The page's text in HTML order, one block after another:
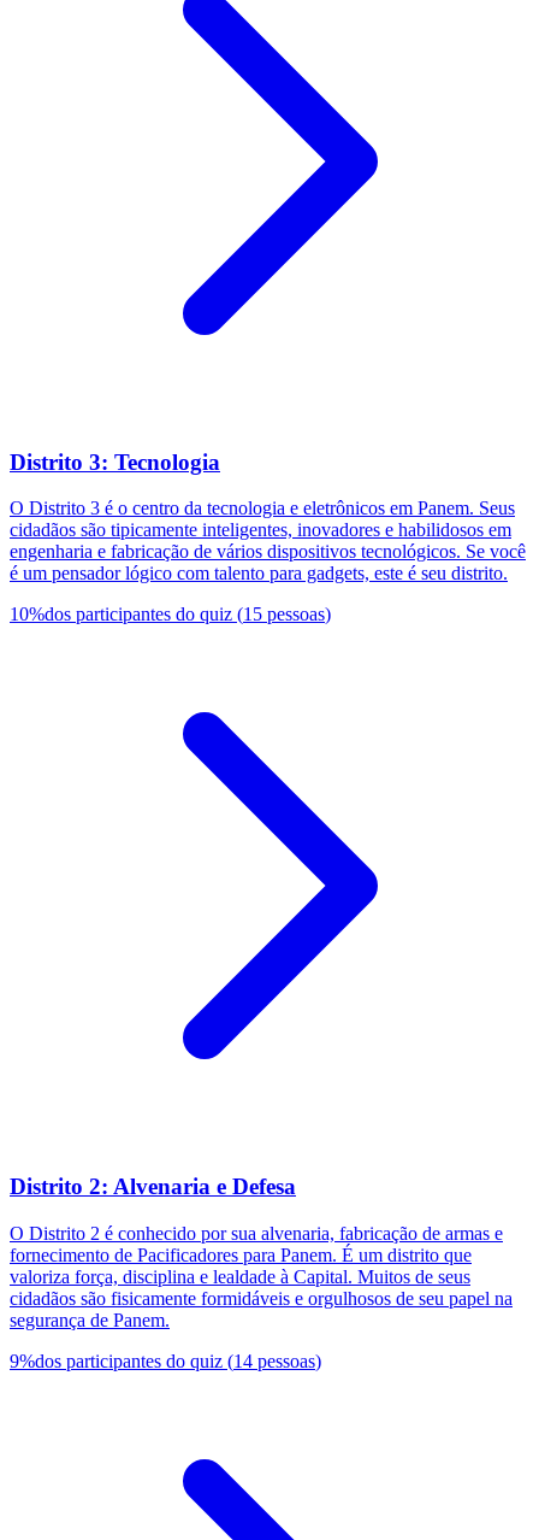
Distrito 3: Tecnologia
O Distrito 3 é o centro da tecnologia e eletrônicos em Panem. Seus
cidadãos são tipicamente inteligentes, inovadores e habilidosos em
engenharia e fabricação de vários dispositivos tecnológicos. Se você
é um pensador lógico com talento para gadgets, este é seu distrito.
10%dos participantes do quiz (15 pessoas)
Distrito 2: Alvenaria e Defesa
O Distrito 2 é conhecido por sua alvenaria, fabricação de armas e
fornecimento de Pacificadores para Panem. É um distrito que
valoriza força, disciplina e lealdade à Capital. Muitos de seus
cidadãos são fisicamente formidáveis e orgulhosos de seu papel na
segurança de Panem.
9%dos participantes do quiz (14 pessoas)